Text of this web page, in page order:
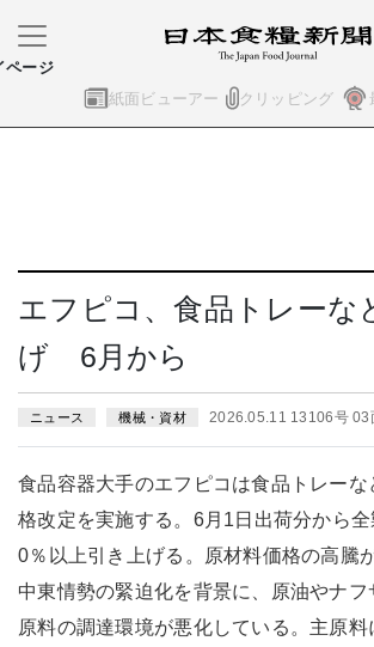
紙面ビューアー クリッピング
ページ
エフピコ、食品トレーな
げ 6月から
ニュース 機械・資材 2026.05.11 13106号 03
食品容器大手のエフピコは食品トレーな
格改定を実施する。6月1日出荷分から
0％以上引き上げる。原材料価格の高騰
中東情勢の緊迫化を背景に、原油やナフ
原料の調達環境が悪化している。主原